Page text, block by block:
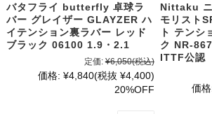
バタフライ butterfly 卓球ラ
バー グレイザー GLAYZER ハ
イテンション裏ラバー レッド
ブラック 06100 1.9・2.1
定価: ¥6,050(税込)
価格: ¥4,840(税抜 ¥4,400)
20%OFF
Nittaku ニ
モリスト
ト テンシ
ク NR-
ITTF公認
価